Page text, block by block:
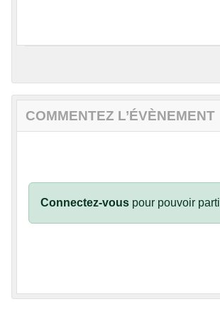
COMMENTEZ L’ÉVÈNEMENT
Connectez-vous pour pouvoir